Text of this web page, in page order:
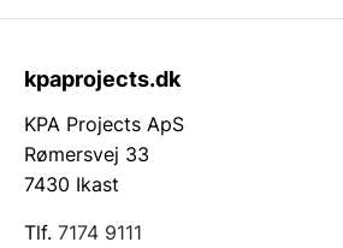
kpaprojects.dk
KPA Projects ApS
Rømersvej 33
7430 Ikast
Tlf. 7174 9111